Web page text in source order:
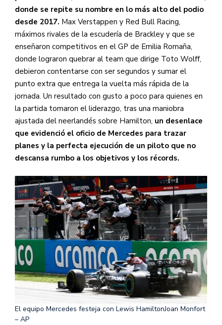
donde se repite su nombre en lo más alto del podio
desde 2017. Max Verstappen y Red Bull Racing,
máximos rivales de la escudería de Brackley y que se
enseñaron competitivos en el GP de Emilia Romaña,
donde lograron quebrar al team que dirige Toto Wolff,
debieron contentarse con ser segundos y sumar el
punto extra que entrega la vuelta más rápida de la
jornada. Un resultado con gusto a poco para quienes en
la partida tomaron el liderazgo, tras una maniobra
ajustada del neerlandés sobre Hamilton, un desenlace
que evidenció el oficio de Mercedes para trazar
planes y la perfecta ejecución de un piloto que no
descansa rumbo a los objetivos y los récords.
El equipo Mercedes festeja con Lewis HamiltonJoan Monfort
– AP